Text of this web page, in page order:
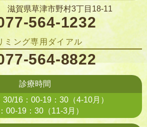
滋賀県草津市野村3丁目18-11
564-1232
ミング専用ダイアル
564-8822
診療時間
16：00-19：30（4-10月）
00-19：30（11-3月）